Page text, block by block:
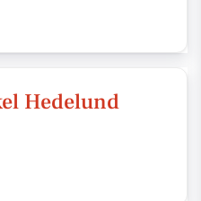
Hedelund